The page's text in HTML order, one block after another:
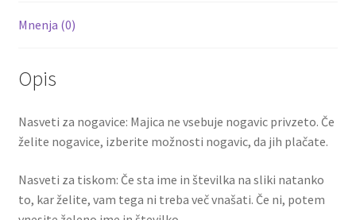
Mnenja (0)
Opis
Nasveti za nogavice: Majica ne vsebuje nogavic privzeto. Če
želite nogavice, izberite možnosti nogavic, da jih plačate.
Nasveti za tiskom: Če sta ime in številka na sliki natanko
to, kar želite, vam tega ni treba več vnašati. Če ni, potem